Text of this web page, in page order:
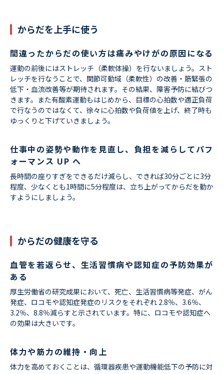
からだを上手に使う
間違ったからだの使い方は痛みやけがの原因になる
運動の前後にはストレッチ（柔軟体操）を行ないましょう。スト
レッチを行なうことで、関節可動域（柔軟性）の改善・筋緊張の
低下・血流改善等が期待されます。その結果、障害予防に結びつ
きます。また有酸素運動もはじめから、目標の心拍数や適正負荷
で行なうのではなくて、徐々に心拍数や負荷値を上げ、終了時も
ゆっくりと下げていきましょう。
仕事中の姿勢や動作を見直し、負担を減らしてパフ
ォーマンス UP へ
長時間の座りすぎをできるだけ減らし、できれば30分ごとに3分
程度、少なくとも1時間に5分程度は、立ち上がってからだを動か
すようにしましょう。
からだの健康を守る
血管を若返らせ、生活習慣病や認知症の予防効果が
ある
厚生労働省の研究成果において、死亡、生活習慣病等発症、がん
発症、ロコモや認知症発症のリスクをそれぞれ 2.8％、3.6％、
3.2％、8.8％減らすと示されています。特に、ロコモや認知症へ
の効果は大きいです。
体力や筋力の維持・向上
体力を高めておくことは、循環器疾患や運動機能低下の予防に対